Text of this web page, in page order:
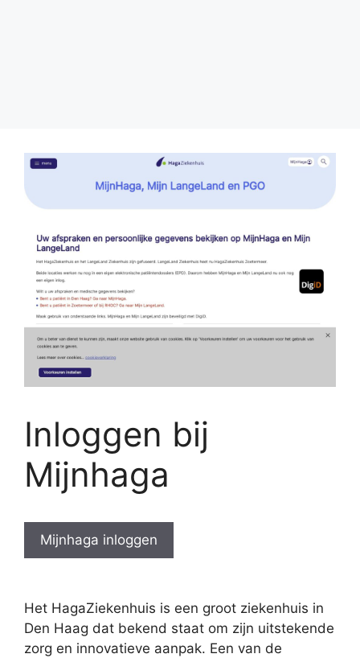
Inloggen bij
Mijnhaga
Mijnhaga inloggen
Het HagaZiekenhuis is een groot ziekenhuis in
Den Haag dat bekend staat om zijn uitstekende
zorg en innovatieve aanpak. Een van de